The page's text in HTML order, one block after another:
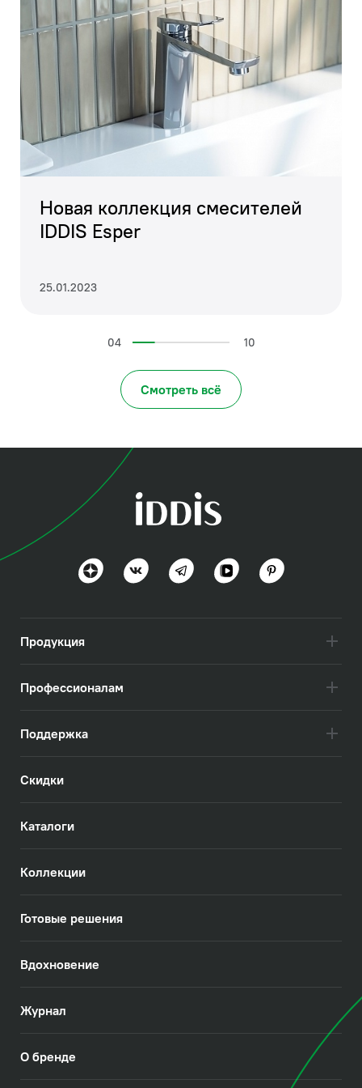
Скрытый монтаж и отсутствие
Новая коллекция смесителей
IDDIS Esper
25.01.2023
04 10
Смотреть всё
Продукция
Профессионалам
Поддержка
Скидки
Каталоги
Коллекции
Готовые решения
Вдохновение
Журнал
О бренде